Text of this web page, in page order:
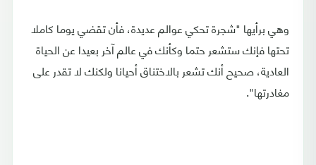
وهي برأيها "شجرة تحكي عوالم عديدة، فأن تقضي يوما كاملا
تحتها فإنك ستشعر حتما وكأنك في عالم آخر بعيدا عن الحياة
العادية، صحيح أنك تشعر بالاختناق أحيانا ولكنك لا تقدر على
مغادرتها".